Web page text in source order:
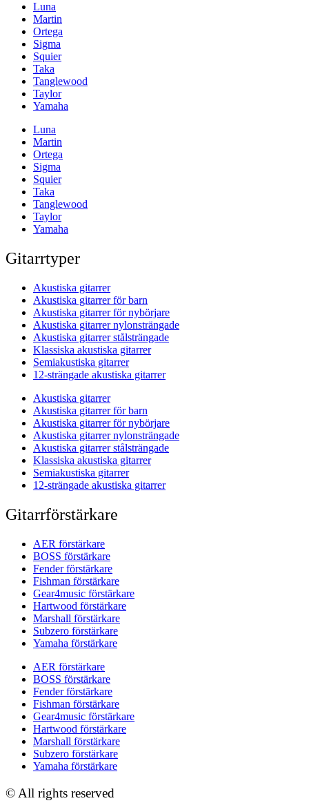
Luna
Martin
Ortega
Sigma
Squier
Taka
Tanglewood
Taylor
Yamaha
Luna
Martin
Ortega
Sigma
Squier
Taka
Tanglewood
Taylor
Yamaha
Gitarrtyper
Akustiska gitarrer
Akustiska gitarrer för barn
Akustiska gitarrer för nybörjare
Akustiska gitarrer nylonsträngade
Akustiska gitarrer stålsträngade
Klassiska akustiska gitarrer
Semiakustiska gitarrer
12-strängade akustiska gitarrer
Akustiska gitarrer
Akustiska gitarrer för barn
Akustiska gitarrer för nybörjare
Akustiska gitarrer nylonsträngade
Akustiska gitarrer stålsträngade
Klassiska akustiska gitarrer
Semiakustiska gitarrer
12-strängade akustiska gitarrer
Gitarrförstärkare
AER förstärkare
BOSS förstärkare
Fender förstärkare
Fishman förstärkare
Gear4music förstärkare
Hartwood förstärkare
Marshall förstärkare
Subzero förstärkare
Yamaha förstärkare
AER förstärkare
BOSS förstärkare
Fender förstärkare
Fishman förstärkare
Gear4music förstärkare
Hartwood förstärkare
Marshall förstärkare
Subzero förstärkare
Yamaha förstärkare
© All rights reserved